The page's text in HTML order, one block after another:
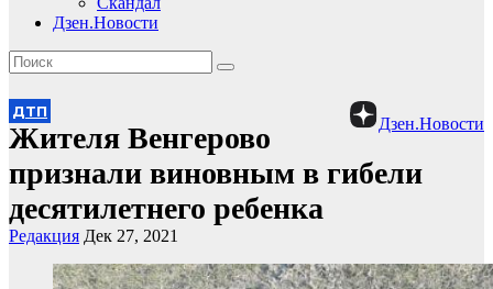
Дзен.Новости
Дзен.Новости
ДТП
Жителя Венгерово
признали виновным в гибели
десятилетнего ребенка
Редакция Дек 27, 2021